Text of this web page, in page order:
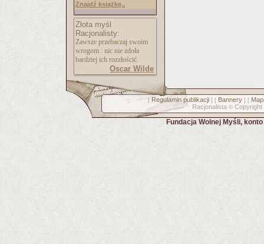
Znajdź książkę..
Złota myśl
Racjonalisty:
Zawsze przebaczaj swoim
wrogom : nic nie zdoła
bardziej ich rozzłościć.
Oscar Wilde
[ Regulamin publikacji] [ Bannery] [
Racjonalista © Copyright
Fundacja Wolnej Myśli,